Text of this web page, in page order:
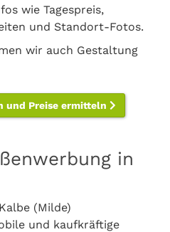
wie Tagespreis,
und Standort-Fotos.
wir auch Gestaltung
und Preise ermitteln
in
(Milde)
und kaufkräftige